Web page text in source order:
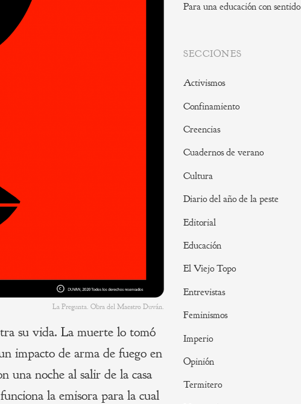
La Pregunta. Obra del Maestro Duván.
su vida. La muerte lo tomó
impacto de arma de fuego en
una noche al salir de la casa
la emisora para la cual
Para una educación con sentido
SECCIONES
Activismos
Confinamiento
Creencias
Cuadernos de verano
Cultura
Diario del año de la peste
Editorial
Educación
El Viejo Topo
Entrevistas
Feminismos
Imperio
Opinión
Termitero